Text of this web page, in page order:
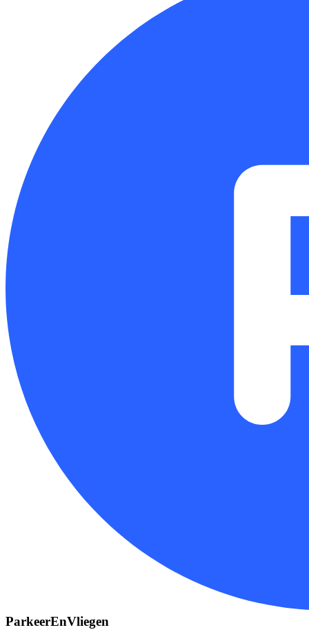
ParkeerEnVliegen